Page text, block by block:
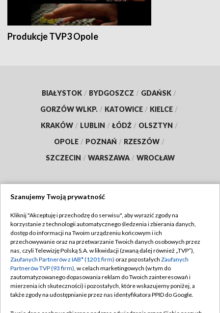
Produkcje TVP3 Opole
BIAŁYSTOK / BYDGOSZCZ / GDAŃSK /
GORZÓW WLKP. / KATOWICE / KIELCE /
KRAKÓW / LUBLIN / ŁÓDŹ / OLSZTYN /
OPOLE / POZNAŃ / RZESZÓW /
SZCZECIN / WARSZAWA / WROCŁAW
TVP
Abonament TVP
Emisja w TVP
Centrum informacji TVP
Naziemna Telewizja Cyfrowa
Regulamin TVP
Polityka prywatności
Moje zgody
Pomoc
Szanujemy Twoją prywatność
Kliknij "Akceptuję i przechodzę do serwisu", aby wyrazić zgody na
korzystanie z technologii automatycznego śledzenia i zbierania danych,
dostęp do informacji na Twoim urządzeniu końcowym i ich
przechowywanie oraz na przetwarzanie Twoich danych osobowych przez
nas, czyli Telewizję Polską S.A. w likwidacji (zwaną dalej również „TVP”),
Zaufanych Partnerów z IAB* (1201 firm) oraz pozostałych Zaufanych
Partnerów TVP (93 firm), w celach marketingowych (w tym do
zautomatyzowanego dopasowania reklam do Twoich zainteresowań i
mierzenia ich skuteczności) i pozostałych, które wskazujemy poniżej, a
także zgody na udostępnianie przez nas identyfikatora PPID do Google.